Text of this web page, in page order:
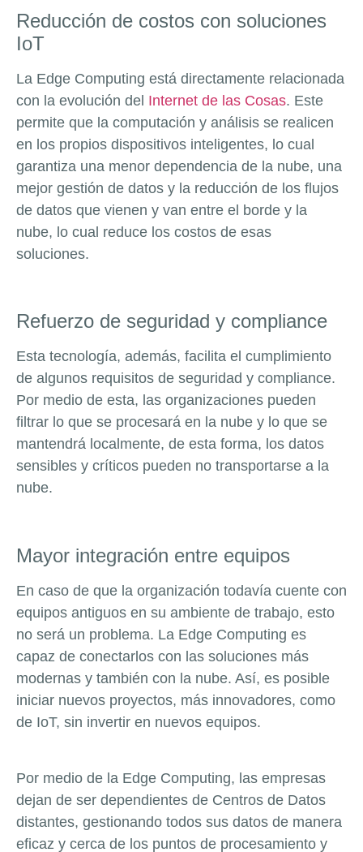
Reducción de costos con soluciones
IoT
La Edge Computing está directamente relacionada
con la evolución del Internet de las Cosas. Este
permite que la computación y análisis se realicen
en los propios dispositivos inteligentes, lo cual
garantiza una menor dependencia de la nube, una
mejor gestión de datos y la reducción de los flujos
de datos que vienen y van entre el borde y la
nube, lo cual reduce los costos de esas
soluciones.
Refuerzo de seguridad y compliance
Esta tecnología, además, facilita el cumplimiento
de algunos requisitos de seguridad y compliance.
Por medio de esta, las organizaciones pueden
filtrar lo que se procesará en la nube y lo que se
mantendrá localmente, de esta forma, los datos
sensibles y críticos pueden no transportarse a la
nube.
Mayor integración entre equipos
En caso de que la organización todavía cuente con
equipos antiguos en su ambiente de trabajo, esto
no será un problema. La Edge Computing es
capaz de conectarlos con las soluciones más
modernas y también con la nube. Así, es posible
iniciar nuevos proyectos, más innovadores, como
de IoT, sin invertir en nuevos equipos.
Por medio de la Edge Computing, las empresas
dejan de ser dependientes de Centros de Datos
distantes, gestionando todos sus datos de manera
eficaz y cerca de los puntos de procesamiento y